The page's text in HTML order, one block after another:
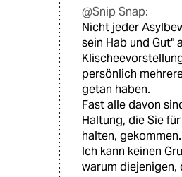
@Snip Snap:
Nicht jeder
sein Hab und Gut"
persönlich
getan haben.
Fast alle davon
Haltung, die Sie
halten, gekommen.
Ich kann keinen
warum diejenigen,